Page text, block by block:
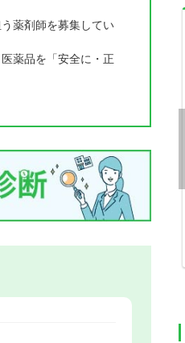
薬剤師を募集してい
薬品を「安全に・正